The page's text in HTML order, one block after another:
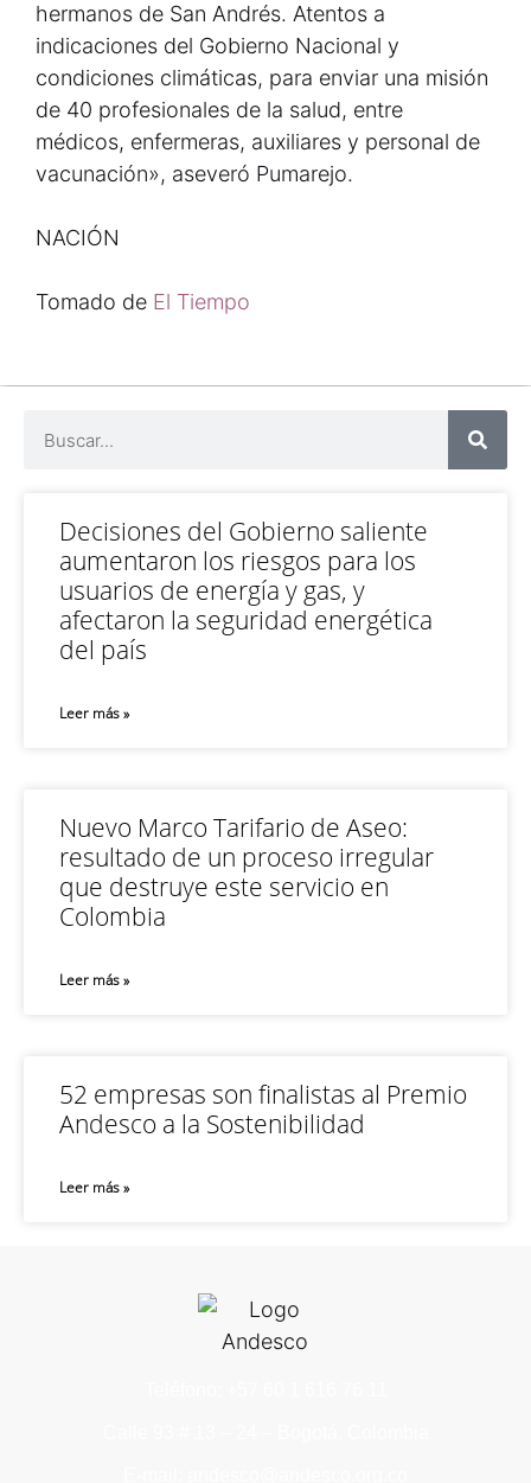
hermanos de San Andrés. Atentos a
indicaciones del Gobierno Nacional y
condiciones climáticas, para enviar una misión
de 40 profesionales de la salud, entre
médicos, enfermeras, auxiliares y personal de
vacunación», aseveró Pumarejo.
NACIÓN
Tomado de El Tiempo
Decisiones del Gobierno saliente
aumentaron los riesgos para los
usuarios de energía y gas, y
afectaron la seguridad energética
del país
Leer más »
Nuevo Marco Tarifario de Aseo:
resultado de un proceso irregular
que destruye este servicio en
Colombia
Leer más »
52 empresas son finalistas al Premio
Andesco a la Sostenibilidad
Leer más »